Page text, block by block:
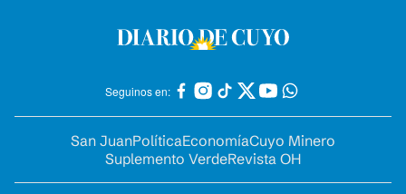
Seguinos en:
San JuanPolíticaEconomíaCuyo Minero
Suplemento VerdeRevista OH